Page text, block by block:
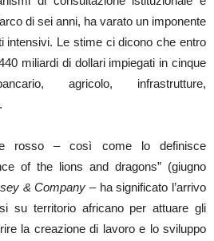
di sei anni, ha varato un imponente
intensivi. Le stime ci dicono che entro
miliardi di dollari impiegati in cinque
agricolo, infrastrutture,
rosso – così come lo definisce
of the lions and dragons” (giugno
& Company – ha significato l’arrivo
su territorio africano per attuare gli
la creazione di lavoro e lo sviluppo